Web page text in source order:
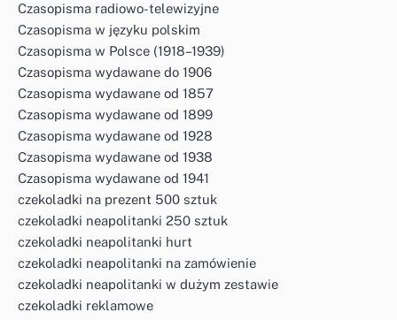
Czasopisma radiowo-telewizyjne
Czasopisma w języku polskim
Czasopisma w Polsce (1918–1939)
Czasopisma wydawane do 1906
Czasopisma wydawane od 1857
Czasopisma wydawane od 1899
Czasopisma wydawane od 1928
Czasopisma wydawane od 1938
Czasopisma wydawane od 1941
czekoladki na prezent 500 sztuk
czekoladki neapolitanki 250 sztuk
czekoladki neapolitanki hurt
czekoladki neapolitanki na zamówienie
czekoladki neapolitanki w dużym zestawie
czekoladki reklamowe